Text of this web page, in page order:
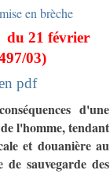
en brèche
du 21 février
03)
pdf
d'une
l'homme, tendant
et douanière au
sauvegarde des